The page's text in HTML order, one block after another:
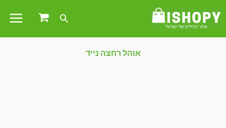
אוהל רחצה נייד